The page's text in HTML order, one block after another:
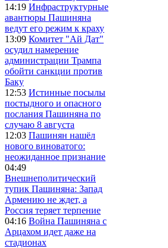
14:19 Инфраструктурные
авантюры Пашиняна
ведут его режим к краху
13:09 Комитет "Ай Дат"
осудил намерение
администрации Трампа
обойти санкции против
Баку
12:53 Истинные посылы
постыдного и опасного
послания Пашиняна по
случаю 8 августа
12:03 Пашинян нашёл
нового виноватого:
неожиданное признание
04:49
Внешнеполитический
тупик Пашиняна: Запад
Армению не ждет, а
Россия теряет терпение
04:16 Война Пашиняна с
Арцахом идет даже на
стадионах